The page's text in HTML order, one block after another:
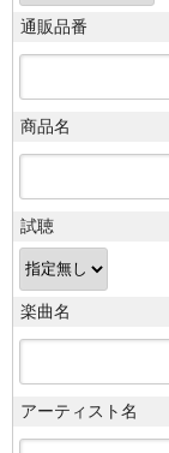
通販品番
商品名
試聴
楽曲名
アーティスト名